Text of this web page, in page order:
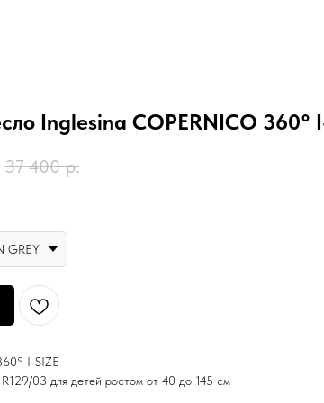
Inglesina COPERNICO 360°
37 400 р.
GREY
I-SIZE
03 для детей ростом от 40 до 145 см